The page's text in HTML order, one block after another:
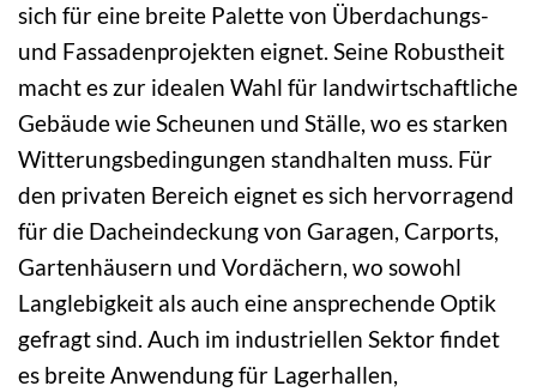
sich für eine breite Palette von Überdachungs-
und Fassadenprojekten eignet. Seine Robustheit
macht es zur idealen Wahl für landwirtschaftliche
Gebäude wie Scheunen und Ställe, wo es starken
Witterungsbedingungen standhalten muss. Für
den privaten Bereich eignet es sich hervorragend
für die Dacheindeckung von Garagen, Carports,
Gartenhäusern und Vordächern, wo sowohl
Langlebigkeit als auch eine ansprechende Optik
gefragt sind. Auch im industriellen Sektor findet
es breite Anwendung für Lagerhallen,